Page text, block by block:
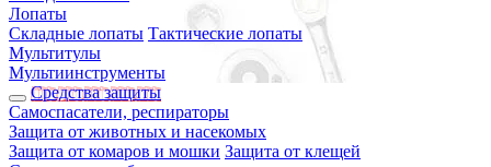
Лопаты
Складные лопаты Тактические лопаты
Мультитулы
Мультиинструменты
Средства защиты
Самоспасатели, респираторы
Защита от животных и насекомых
Защита от комаров и мошки Защита от клещей